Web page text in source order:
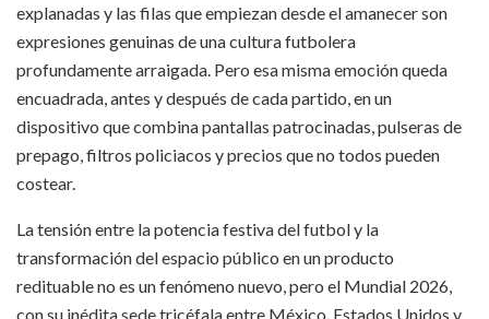
explanadas y las filas que empiezan desde el amanecer son
expresiones genuinas de una cultura futbolera
profundamente arraigada. Pero esa misma emoción queda
encuadrada, antes y después de cada partido, en un
dispositivo que combina pantallas patrocinadas, pulseras de
prepago, filtros policiacos y precios que no todos pueden
costear.
La tensión entre la potencia festiva del futbol y la
transformación del espacio público en un producto
redituable no es un fenómeno nuevo, pero el Mundial 2026,
con su inédita sede tricéfala entre México, Estados Unidos y